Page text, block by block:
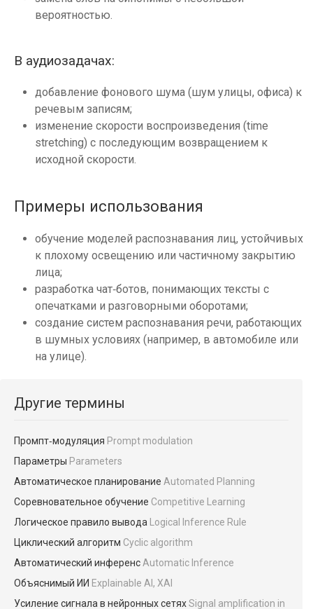
вероятностью.
В аудиозадачах:
добавление фонового шума (шум улицы, офиса) к
речевым записям;
изменение скорости воспроизведения (time
stretching) с последующим возвращением к
исходной скорости.
Примеры использования
обучение моделей распознавания лиц, устойчивых
к плохому освещению или частичному закрытию
лица;
разработка чат‑ботов, понимающих тексты с
опечатками и разговорными оборотами;
создание систем распознавания речи, работающих
в шумных условиях (например, в автомобиле или
на улице).
Другие термины
Промпт‑модуляция Prompt modulation
Параметры Parameters
Автоматическое планирование Automated Planning
Соревновательное обучение Competitive Learning
Логическое правило вывода
Logical Inference Rule
Циклический алгоритм Cyclic algorithm
Автоматический инференс Automatic Inference
Объяснимый ИИ Explainable AI, XAI
Усиление сигнала в нейронных сетяхSignal amplification in